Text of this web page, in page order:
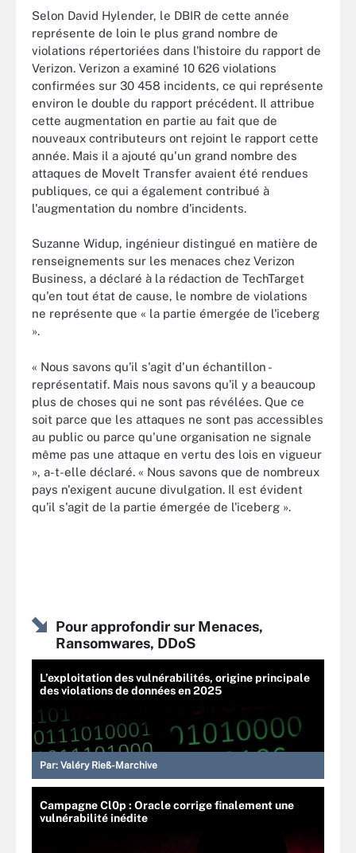
Selon David Hylender, le DBIR de cette année
représente de loin le plus grand nombre de
violations répertoriées dans l'histoire du rapport de
Verizon. Verizon a examiné 10 626 violations
confirmées sur 30 458 incidents, ce qui représente
environ le double du rapport précédent. Il attribue
cette augmentation en partie au fait que de
nouveaux contributeurs ont rejoint le rapport cette
année. Mais il a ajouté qu'un grand nombre des
attaques de MoveIt Transfer avaient été rendues
publiques, ce qui a également contribué à
l'augmentation du nombre d'incidents.
Suzanne Widup, ingénieur distingué en matière de
renseignements sur les menaces chez Verizon
Business, a déclaré à la rédaction de TechTarget
qu'en tout état de cause, le nombre de violations
ne représente que « la partie émergée de l'iceberg
».
« Nous savons qu'il s'agit d'un échantillon -
représentatif. Mais nous savons qu'il y a beaucoup
plus de choses qui ne sont pas révélées. Que ce
soit parce que les attaques ne sont pas accessibles
au public ou parce qu'une organisation ne signale
même pas une attaque en vertu des lois en vigueur
», a-t-elle déclaré. « Nous savons que de nombreux
pays n'exigent aucune divulgation. Il est évident
qu'il s'agit de la partie émergée de l'iceberg ».
Pour approfondir sur Menaces,
Ransomwares, DDoS
L’exploitation des vulnérabilités, origine principale
des violations de données en 2025
Par: Valéry Rieß-Marchive
Campagne Cl0p : Oracle corrige finalement une
vulnérabilité inédite